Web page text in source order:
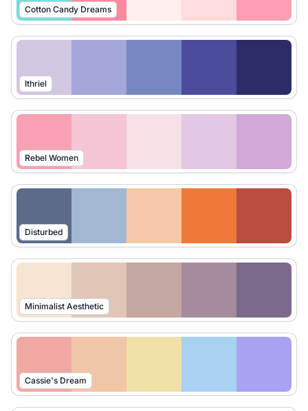
Cotton Candy Dreams
Ithriel
Rebel Women
Disturbed
Minimalist Aesthetic
Cassie's Dream